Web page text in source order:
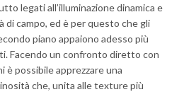
legati all’illuminazione dinamica e
di campo, ed è per questo che gli
piano appaiono adesso più
Facendo un confronto diretto con
è possibile apprezzare una
che, unita alle texture più